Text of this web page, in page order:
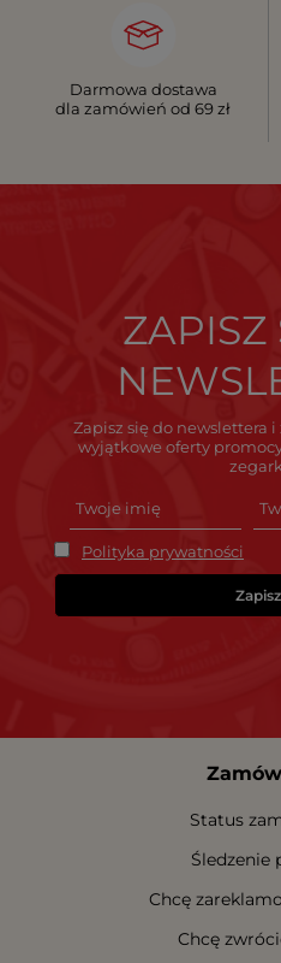
Darmowa dostawa
dla zamówień od 69 zł
ZAPISZ
Zapisz się do newslettera
wyjątkowe oferty
Polityka prywatności
Status
Śledzenie
Chcę
Chcę